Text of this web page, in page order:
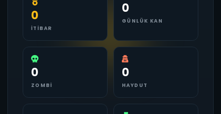
0
İTIBAR
0
GÜNLÜK KAN
0
ZOMBI
0
HAYDUT